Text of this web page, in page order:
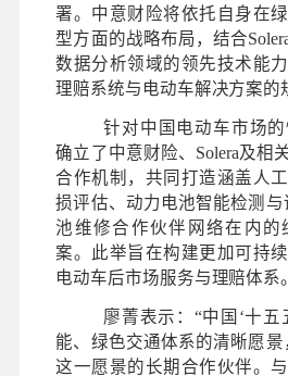
署。中意财险将依托自身在
型方面的战略布局，结合
数据分析领域的领先技术能
理赔系统与电动车解决方案的
针对中国电动车市场
确立了中意财险、Solera及相
合作机制，共同打造涵盖人
损评估、动力电池智能检测与
池维修合作伙伴网络在内的
案。此举旨在构建更加可持
电动车后市场服务与理赔体系。
廖菁表示：“中国‘十五
能、绿色交通体系的清晰愿景
这一愿景的长期合作伙伴。